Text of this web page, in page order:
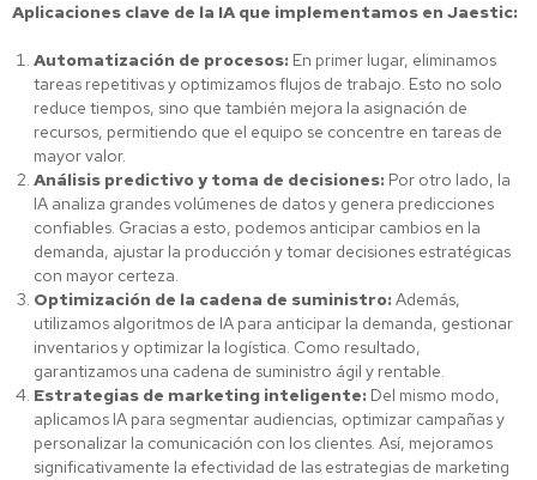
Aplicaciones clave de la IA que implementamos en Jaestic:
Automatización de procesos: En primer lugar, eliminamos
tareas repetitivas y optimizamos flujos de trabajo. Esto no solo
reduce tiempos, sino que también mejora la asignación de
recursos, permitiendo que el equipo se concentre en tareas de
mayor valor.
Análisis predictivo y toma de decisiones: Por otro lado, la
IA analiza grandes volúmenes de datos y genera predicciones
confiables. Gracias a esto, podemos anticipar cambios en la
demanda, ajustar la producción y tomar decisiones estratégicas
con mayor certeza.
Optimización de la cadena de suministro:Además,
utilizamos algoritmos de IA para anticipar la demanda, gestionar
inventarios y optimizar la logística. Como resultado,
garantizamos una cadena de suministro ágil y rentable.
Estrategias de marketing inteligente: Del mismo modo,
aplicamos IA para segmentar audiencias, optimizar campañas y
personalizar la comunicación con los clientes. Así, mejoramos
significativamente la efectividad de las estrategias de marketing